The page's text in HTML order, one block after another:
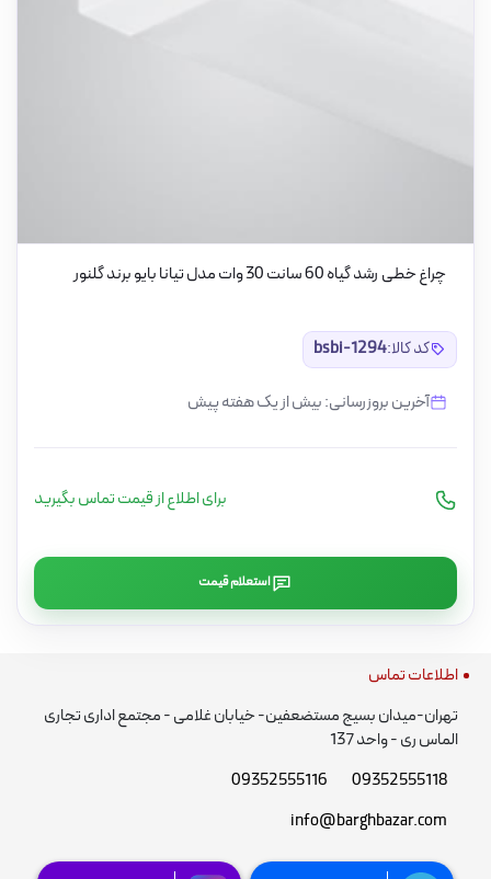
چراغ خطی رشد گیاه 60 سانت 30 وات مدل تیانا بایو برند گلنور
کد کالا:bsbi-1294
آخرین بروزرسانی: بیش از یک هفته پیش
برای اطلاع از قیمت تماس بگیرید
استعلام قیمت
اطلاعات تماس
تهران-میدان بسیج مستضعفین- خیابان غلامی - مجتمع اداری تجاری
الماس ری - واحد 137
09352555118
09352555116
info@barghbazar.com